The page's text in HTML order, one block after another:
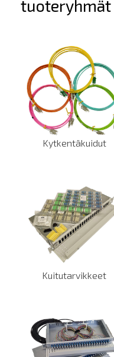
tuoteryhmät
Kytkentäkuidut
Kuitutarvikkeet